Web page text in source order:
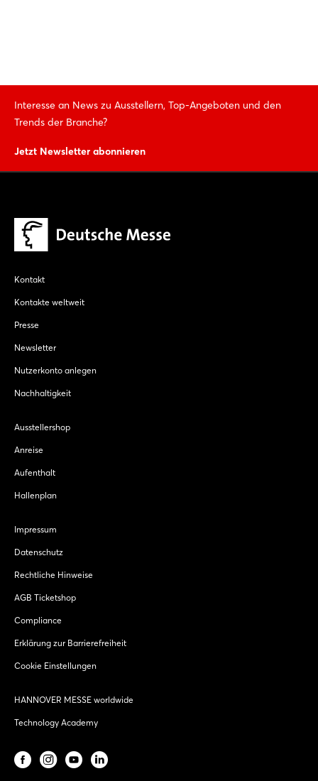
Interesse an News zu Ausstellern, Top-Angeboten und den
Trends der Branche?
Jetzt Newsletter abonnieren
Kontakt
Kontakte weltweit
Presse
Newsletter
Nutzerkonto anlegen
Nachhaltigkeit
Ausstellershop
Anreise
Aufenthalt
Hallenplan
Impressum
Datenschutz
Rechtliche Hinweise
AGB Ticketshop
Compliance
Erklärung zur Barrierefreiheit
Cookie Einstellungen
HANNOVER MESSE worldwide
Technology Academy
Passwort vergessen?